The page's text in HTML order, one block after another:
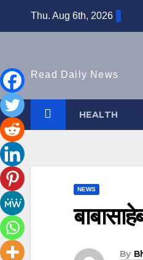
Thu. Aug 6th, 2026
Read Daily News
HEALTH
NEWS
By